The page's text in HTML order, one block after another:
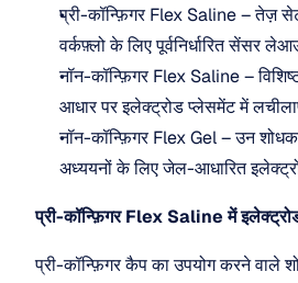
प्री-कॉन्फ़िगर Flex Saline – तेज़
वर्कफ़्लो के लिए पूर्वनिर्धारित सेंसर
नॉन-कॉन्फ़िगर Flex Saline –
आधार पर इलेक्ट्रोड प्लेसमेंट में
नॉन-कॉन्फ़िगर Flex Gel – उन
अध्ययनों के लिए जेल-आधारित
प्री-कॉन्फ़िगर Flex Saline में
प्री-कॉन्फ़िगर कैप का उपयोग करने वाले